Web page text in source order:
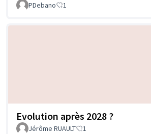
PDebano 1
Evolution après 2028 ?
Jérôme RUAULT 1